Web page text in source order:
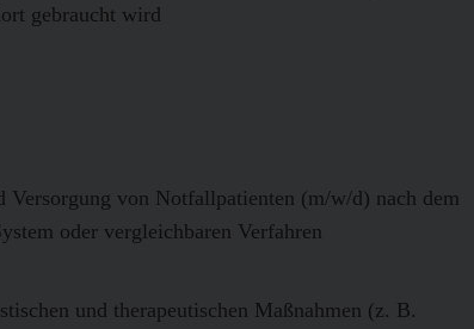
gebraucht wird
Versorgung von Notfallpatienten (m/w/d) nach dem
oder vergleichbaren Verfahren
und therapeutischen Maßnahmen (z. B.